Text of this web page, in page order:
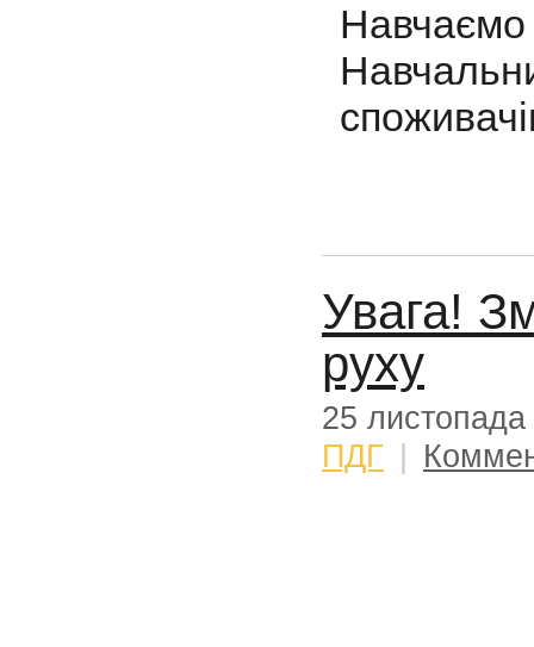
Увага!
руху
25
ПДГ